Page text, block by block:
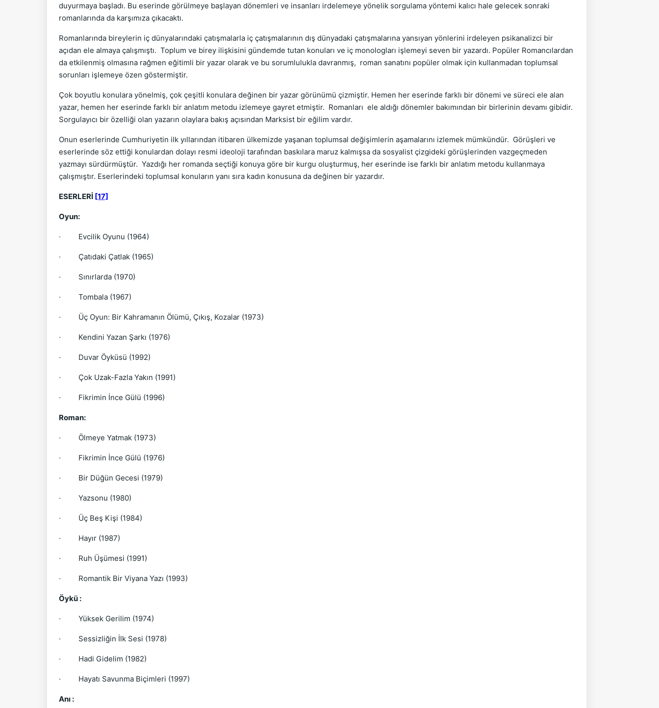
duyurmaya başladı. Bu eserinde görülmeye başlayan dönemleri ve insanları irdelemeye yönelik sorgulama yöntemi kalıcı hale gelecek sonraki
romanlarında da karşımıza çıkacaktı.
Romanlarında bireylerin iç dünyalarındaki çatışmalarla iç çatışmalarının dış dünyadaki çatışmalarına yansıyan yönlerini irdeleyen psikanalizci bir
açıdan ele almaya çalışmıştı. Toplum ve birey ilişkisini gündemde tutan konuları ve iç monologları işlemeyi seven bir yazardı. Popüler Romancılardan
da etkilenmiş olmasına rağmen eğitimli bir yazar olarak ve bu sorumlulukla davranmış, roman sanatını popüler olmak için kullanmadan toplumsal
sorunları işlemeye özen göstermiştir.
Çok boyutlu konulara yönelmiş, çok çeşitli konulara değinen bir yazar görünümü çizmiştir. Hemen her eserinde farklı bir dönemi ve süreci ele alan
yazar, hemen her eserinde farklı bir anlatım metodu izlemeye gayret etmiştir. Romanları ele aldığı dönemler bakımından bir birlerinin devamı gibidir.
Sorgulayıcı bir özelliği olan yazarın olaylara bakış açısından Marksist bir eğilim vardır.
Onun eserlerinde Cumhuriyetin ilk yıllarından itibaren ülkemizde yaşanan toplumsal değişimlerin aşamalarını izlemek mümkündür. Görüşleri ve
eserlerinde söz ettiği konulardan dolayı resmi ideoloji tarafından baskılara maruz kalmışsa da sosyalist çizgideki görüşlerinden vazgeçmeden
yazmayı sürdürmüştür. Yazdığı her romanda seçtiği konuya göre bir kurgu oluşturmuş, her eserinde ise farklı bir anlatım metodu kullanmaya
çalışmıştır. Eserlerindeki toplumsal konuların yanı sıra kadın konusuna da değinen bir yazardır.
ESERLERİ [17]
Oyun:
· Evcilik Oyunu (1964)
· Çatıdaki Çatlak (1965)
· Sınırlarda (1970)
· Tombala (1967)
· Üç Oyun: Bir Kahramanın Ölümü, Çıkış, Kozalar (1973)
· Kendini Yazan Şarkı (1976)
· Duvar Öyküsü (1992)
· Çok Uzak-Fazla Yakın (1991)
· Fikrimin İnce Gülü (1996)
Roman:
· Ölmeye Yatmak (1973)
· Fikrimin İnce Gülü (1976)
· Bir Düğün Gecesi (1979)
· Yazsonu (1980)
· Üç Beş Kişi (1984)
· Hayır (1987)
· Ruh Üşümesi (1991)
· Romantik Bir Viyana Yazı (1993)
Öykü :
· Yüksek Gerilim (1974)
· Sessizliğin İlk Sesi (1978)
· Hadi Gidelim (1982)
· Hayatı Savunma Biçimleri (1997)
Anı :